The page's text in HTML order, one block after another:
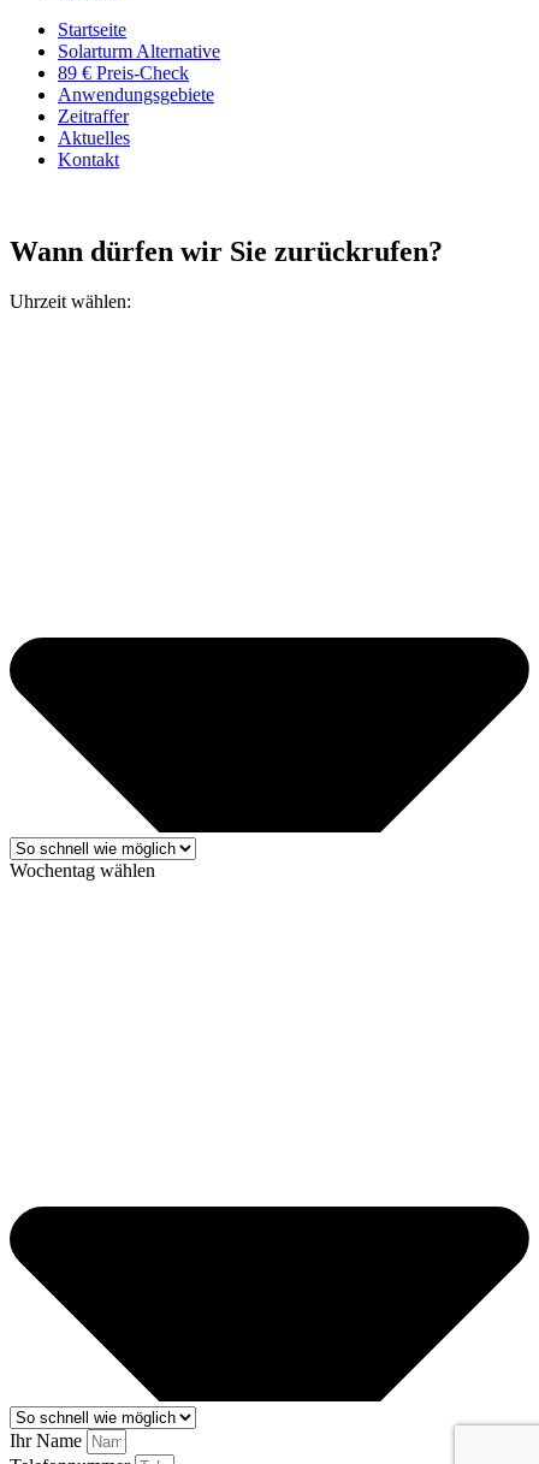
Startseite
Solarturm Alternative
89 € Preis-Check
Anwendungs­gebiete
Zeitraffer
Aktuelles
Kontakt
Wann dürfen wir Sie zurückrufen?
Uhrzeit wählen:
Wochentag wählen
Ihr Name